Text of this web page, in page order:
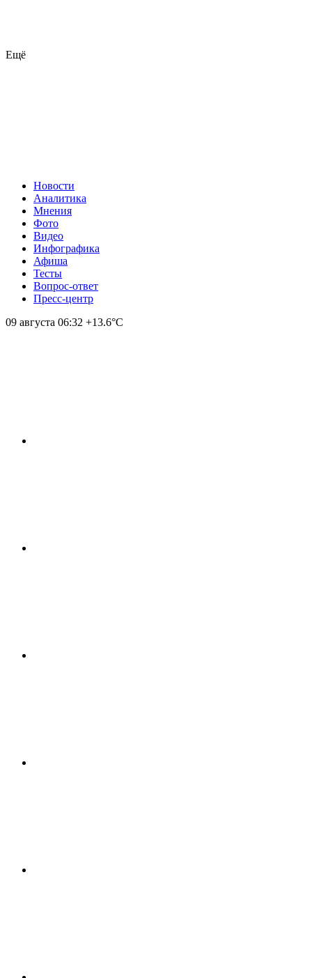
Ещё
Новости
Аналитика
Мнения
Фото
Видео
Инфографика
Афиша
Тесты
Вопрос-ответ
Пресс-центр
09 августа 06:32 +13.6°С